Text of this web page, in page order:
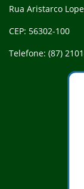
Rua Aristarco
CEP: 56302-100
Telefone: (87)